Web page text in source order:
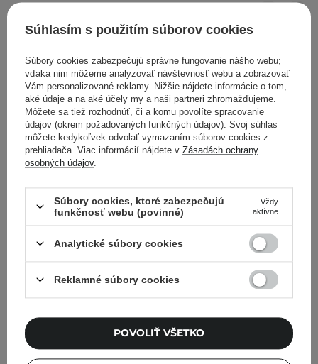
Torriden - Dive-In For Men All In One - Hydratačná
emulzia pre mužskú pokožku - 200g
18,10 €
Prečítajte si:
ricínového oleja
Súhlasím s použitím súborov cookies
Súbory cookies zabezpečujú správne fungovanie nášho webu;
vďaka nim môžeme analyzovať návštevnosť webu a zobrazovať
Vám personalizované reklamy. Nižšie nájdete informácie o tom,
aké údaje a na aké účely my a naši partneri zhromažďujeme.
Môžete sa tiež rozhodnúť, či a komu povolíte spracovanie
údajov (okrem požadovaných funkčných údajov). Svoj súhlas
môžete kedykoľvek odvolať vymazaním súborov cookies z
prehliadača. Viac informácií nájdete v Zásadách ochrany
osobných údajov.
Súbory cookies, ktoré zabezpečujú
funkčnosť webu (povinné)
Vždy
aktívne
Analytické súbory cookies
Reklamné súbory cookies
POVOLIŤ VŠETKO